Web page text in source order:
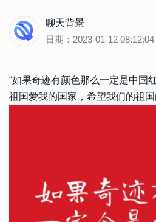
聊天背景
日期：2023-01-12 08:12:04
“如果奇迹有颜色那么一定是中国
祖国爱我的国家，希望我们的祖国